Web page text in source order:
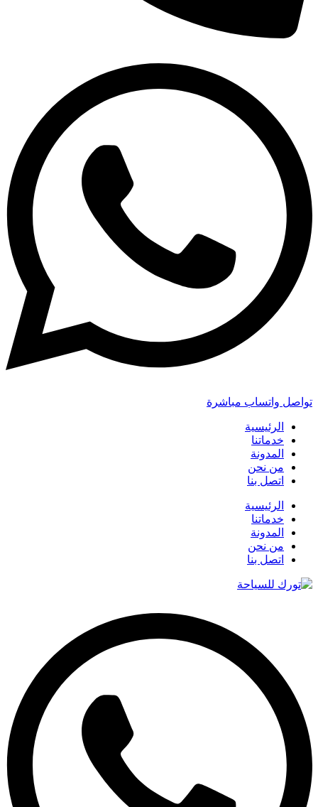
تواصل واتساب مباشرة
الرئيسية
خدماتنا
المدونة
من نحن
اتصل بنا
الرئيسية
خدماتنا
المدونة
من نحن
اتصل بنا